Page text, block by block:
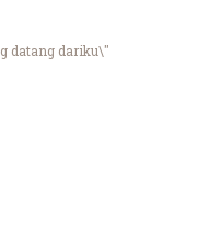
datang dariku\"